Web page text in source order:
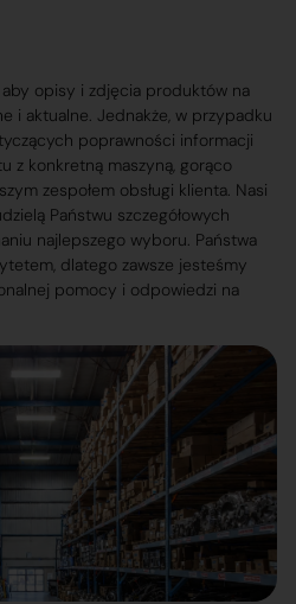
aby opisy i zdjęcia produktów na
i aktualne. Jednakże, w przypadku
poprawności informacji
z konkretną maszyną, gorąco
zespołem obsługi klienta. Nasi
Państwu szczegółowych
najlepszego wyboru. Państwa
dlatego zawsze jesteśmy
pomocy i odpowiedzi na